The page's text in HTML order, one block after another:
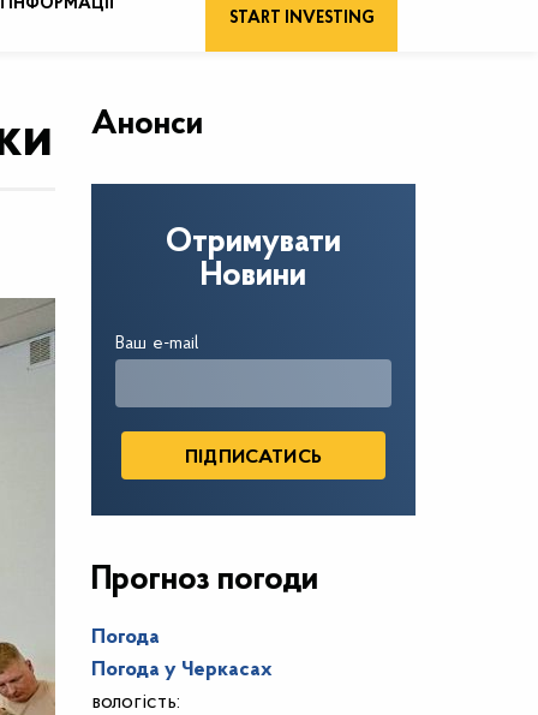
START INVESTING
Анонси
Отримувати
Новини
Ваш e-mail
Прогноз погоди
Погода
Погода у Черкасах
вологість: